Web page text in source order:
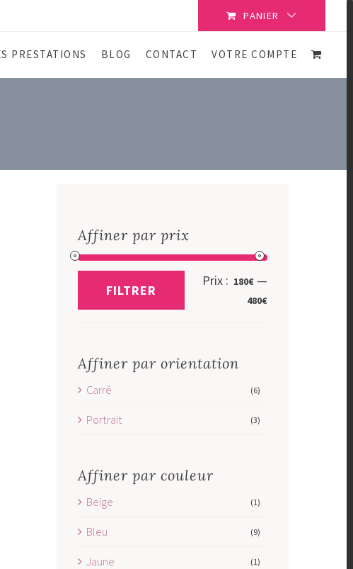
PANIER
PRESTATIONS BLOG CONTACT VOTRE COMPTE
Affiner par prix
Prix
min
Prix
max
FILTRER
Prix : 180€—
480€
Affiner par orientation
Carré (6)
Portrait (3)
Affiner par couleur
Beige (1)
Bleu (9)
Jaune (1)